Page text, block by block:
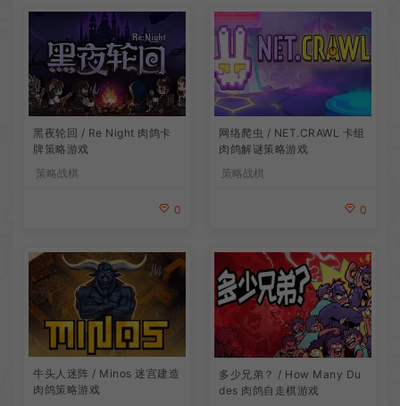
黑夜轮回 / Re Night 肉鸽卡
牌策略游戏
策略战棋
0
网络爬虫 / NET.CRAWL 卡组
肉鸽解谜策略游戏
策略战棋
0
牛头人迷阵 / Minos 迷宫建造
肉鸽策略游戏
多少兄弟？ / How Many Du
des 肉鸽自走棋游戏